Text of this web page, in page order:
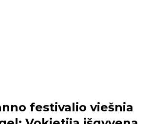
festivalio viešnia